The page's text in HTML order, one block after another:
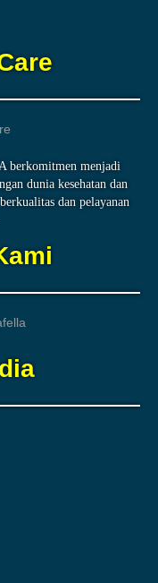
berkomitmen menjadi
dunia kesehatan dan
dan pelayanan